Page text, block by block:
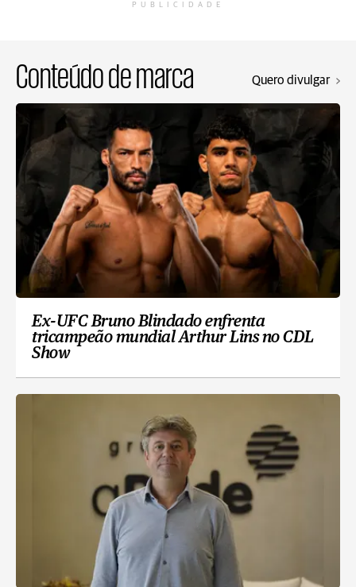
PUBLICIDADE
Conteúdo de marca Quero divulgar
Ex-UFC Bruno Blindado enfrenta
tricampeão mundial Arthur Lins no CDL
Show